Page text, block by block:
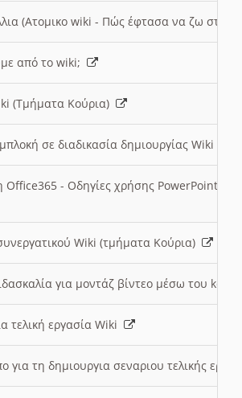
(Ατομικο wiki - Πώς έφτασα να ζω στην
από το wiki;
(Τμήματα Κούρια)
σε διαδικασία δημιουργίας Wiki
Office365 - Οδηγίες χρήσης PowerPoint
Wiki (τμήματα Κούρια)
για μοντάζ βίντεο μέσω του
τελική εργασία Wiki
για τη δημιουργια σεναριου τελικής